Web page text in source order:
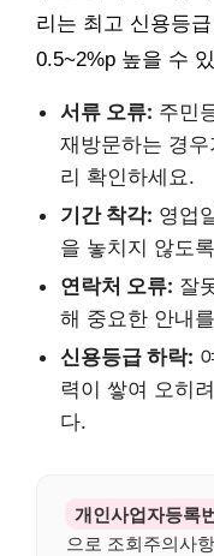
리는 최고 신용등
0.5~2%p 높을 수
서류 오류: 주민
재방문하는 경
리 확인하세요.
기간 착각: 영업
을 놓치지 않도
연락처 오류: 잘
해 중요한 안내
신용등급 하락:
력이 쌓여 오히
다.
개인사업자등록
으로 조회주의사